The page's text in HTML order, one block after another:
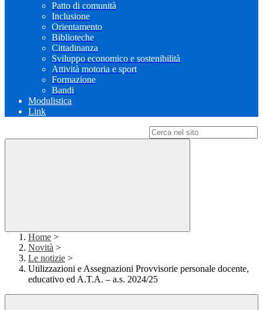
Patto di comunità
Inclusione
Orientamento
Biblioteche
Cittadinanza
Sviluppo economico e sostenibilità
Attività motoria e sport
Formazione
Bandi
Modulistica
Link
Home >
Novità >
Le notizie >
Utilizzazioni e Assegnazioni Provvisorie personale docente,
educativo ed A.T.A. – a.s. 2024/25